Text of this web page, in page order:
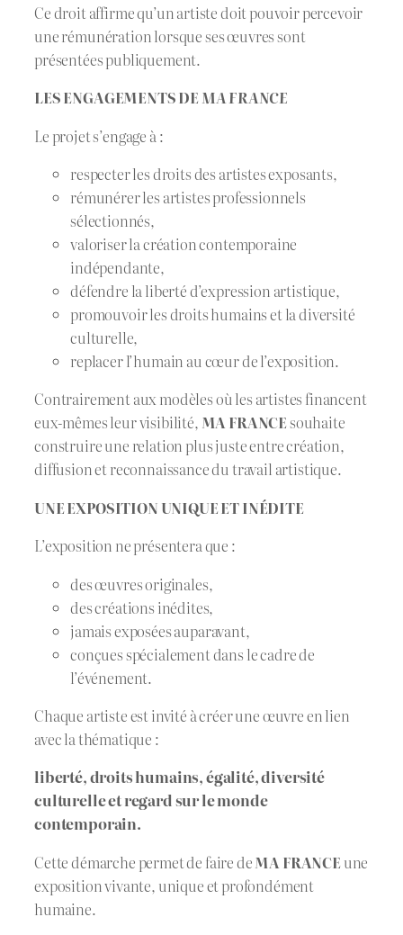
Ce droit affirme qu’un artiste doit pouvoir percevoir
une rémunération lorsque ses œuvres sont
présentées publiquement.
LES ENGAGEMENTS DEMA FRANCE
Le projet s’engage à :
respecter les droits des artistes exposants,
rémunérer les artistes professionnels
sélectionnés,
valoriser la création contemporaine
indépendante,
défendre la liberté d’expression artistique,
promouvoir les droits humains et la diversité
culturelle,
replacer l’humain au cœur de l’exposition.
Contrairement aux modèles où les artistes financent
eux-mêmes leur visibilité, MA FRANCEsouhaite
construire une relation plus juste entre création,
diffusion et reconnaissance du travail artistique.
UNE EXPOSITION UNIQUE ET INÉDITE
L’exposition ne présentera que :
des œuvres originales,
des créations inédites,
jamais exposées auparavant,
conçues spécialement dans le cadre de
l’événement.
Chaque artiste est invité à créer une œuvre en lien
avec la thématique :
liberté, droits humains, égalité, diversité
culturelle et regard sur le monde
contemporain.
Cette démarche permet de faire deMA FRANCEune
exposition vivante, unique et profondément
humaine.